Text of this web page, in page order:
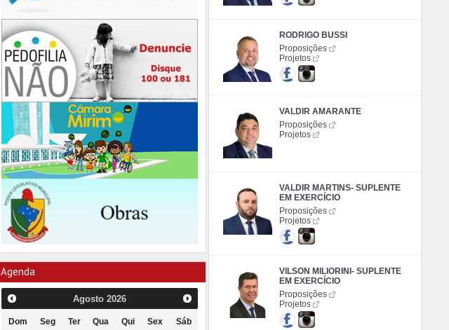
RODRIGO BUSSI
Proposições
Projetos
VALDIR AMARANTE
Proposições
Projetos
VALDIR MARTINS- SUPLENTE
EM EXERCÍCIO
Proposições
Projetos
VILSON MILIORINI- SUPLENTE
EM EXERCÍCIO
Proposições
Projetos
Agenda
Agosto 2026
Dom Seg Ter Qua Qui Sex Sáb